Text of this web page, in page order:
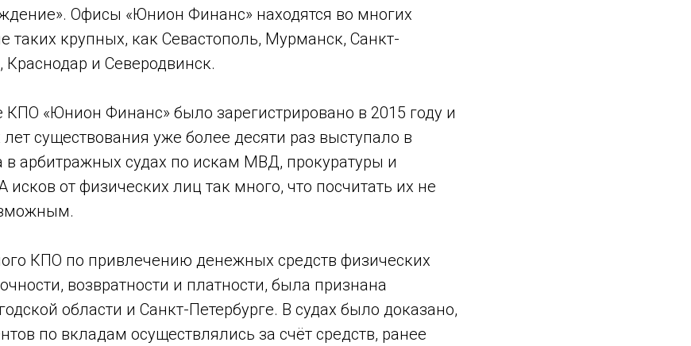
Офисы «Юнион Финанс» находятся во многих
таких крупных, как Севастополь, Мурманск, Санкт-
Краснодар и Северодвинск.
КПО «Юнион Финанс» было зарегистрировано в 2015 году и
существования уже более десяти раз выступало в
в арбитражных судах по искам МВД, прокуратуры и
от физических лиц так много, что посчитать их не
КПО по привлечению денежных средств физических
возвратности и платности, была признана
области и Санкт-Петербурге. В судах было доказано,
по вкладам осуществлялись за счёт средств, ранее